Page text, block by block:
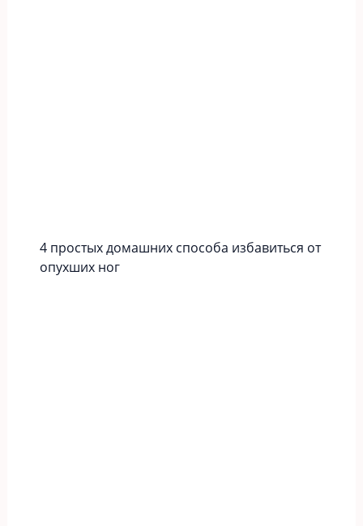
4 простых домашних способа избавиться от
опухших ног